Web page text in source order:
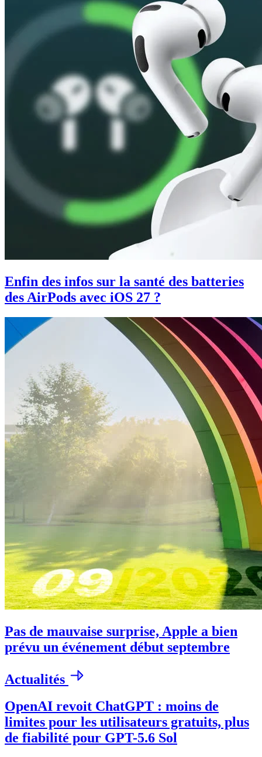
Enfin des infos sur la santé des batteries
des AirPods avec iOS 27 ?
Pas de mauvaise surprise, Apple a bien
prévu un événement début septembre
Actualités
OpenAI revoit ChatGPT : moins de
limites pour les utilisateurs gratuits, plus
de fiabilité pour GPT-5.6 Sol